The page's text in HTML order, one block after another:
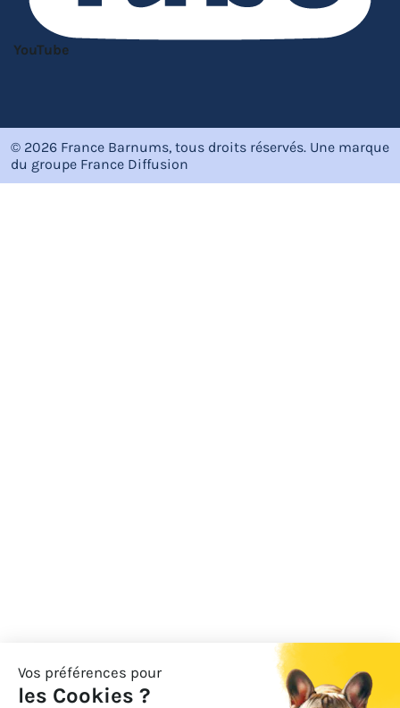
YouTube
© 2026 France Barnums, tous droits réservés. Une marque
du groupe France Diffusion